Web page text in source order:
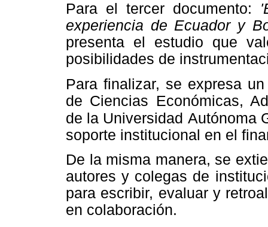
Para el tercer documento:
experiencia de Ecuador y
presenta el estudio que
posibilidades de
Para finalizar, se expresa
de Ciencias Económicas,
de la Universidad Autónoma
soporte institucional en el
De la misma manera, se
autores y colegas de
para escribir, evaluar y
en colaboración.